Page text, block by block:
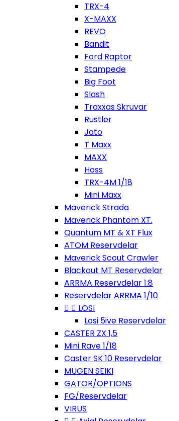
TRX-4
X-MAXX
REVO
Bandit
Ford Raptor
Stampede
Big Foot
Slash
Traxxas Skruvar
Rustler
Jato
T Maxx
MAXX
Hoss
TRX-4M 1/18
Mini Maxx
Maverick Strada
Maverick Phantom XT.
Quantum MT & XT Flux
ATOM Reservdelar
Maverick Scout Crawler
Blackout MT Reservdelar
ARRMA Reservdelar 1:8
Reservdelar ARRMA 1/10
  LOSI
Losi 5ive Reservdelar
CASTER ZX 1,5
Mini Rave 1/18
Caster SK 10 Reservdelar
MUGEN SEIKI
GATOR/OPTIONS
FG/Reservdelar
VIRUS